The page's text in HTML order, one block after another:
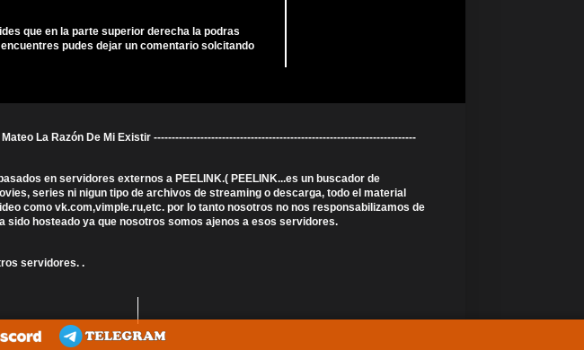
que en la parte superior derecha la podras
pudes dejar un comentario solcitando
La Razón De Mi Existir -------------------------------------------------------------------------
en servidores externos a PEELINK.( PEELINK...es un buscador de
series ni nigun tipo de archivos de streaming o descarga, todo el material
como vk.com,vimple.ru,etc. por lo tanto nosotros no nos responsabilizamos de
hosteado ya que nosotros somos ajenos a esos servidores.
servidores. .